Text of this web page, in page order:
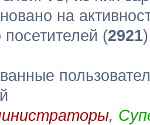
на
(2921
,